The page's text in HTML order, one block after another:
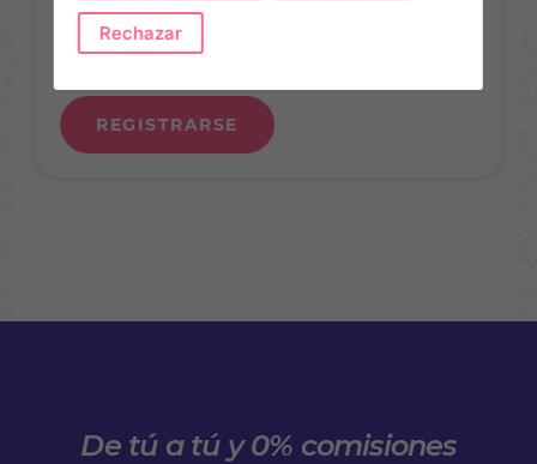
Quiero recibir información por correo electrónico
REGISTRARSE
De tú a tú y 0% comisiones
Rechazar